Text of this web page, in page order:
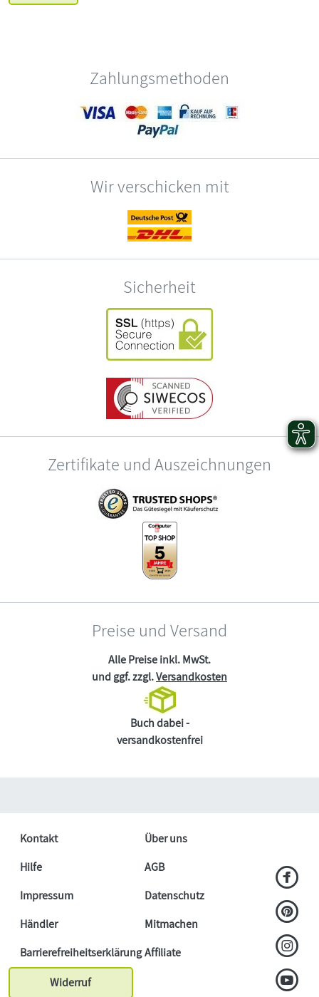
Zahlungsmethoden
Wir verschicken mit
Sicherheit
Zertifikate und Auszeichnungen
Preise und Versand
Alle Preise inkl. MwSt.
und ggf. zzgl.Versandkosten
Buch dabei -
versandkostenfrei
Kontakt
Über uns
Hilfe
AGB
Impressum
Datenschutz
Händler
Mitmachen
BarrierefreiheitserklärungAffiliate
Widerruf